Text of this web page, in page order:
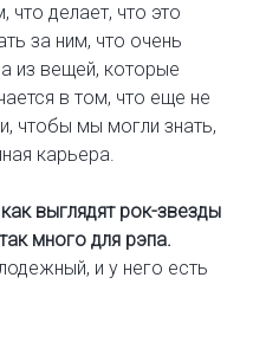
делает, что это
за ним, что очень
из вещей, которые
в том, что еще не
чтобы мы могли знать,
карьера.
выглядят рок-звезды
много для рэпа.
и у него есть